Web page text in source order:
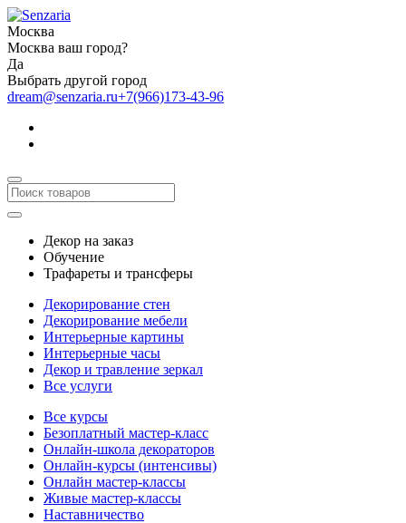
Москва
Москва ваш город?
Да
Выбрать другой город
dream@senzaria.ru+7(966)173-43-96
Декор на заказ
Обучение
Трафареты и трансферы
Декорирование стен
Декорирование мебели
Интерьерные картины
Интерьерные часы
Декор и травление зеркал
Все услуги
Все курсы
Безоплатный мастер-класс
Онлайн-школа декораторов
Онлайн-курсы (интенсивы)
Онлайн мастер-классы
Живые мастер-классы
Наставничество